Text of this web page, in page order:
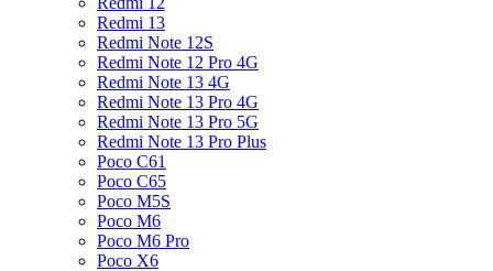
Redmi 13
Redmi Note 12S
Redmi Note 12 Pro 4G
Redmi Note 13 4G
Redmi Note 13 Pro 4G
Redmi Note 13 Pro 5G
Redmi Note 13 Pro Plus
Poco C61
Poco C65
Poco M5S
Poco M6
Poco M6 Pro
Poco X6